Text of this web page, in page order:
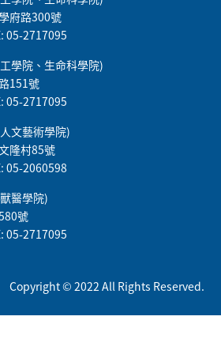
府路300號
05-2717095
學院、生命科學院)
151號
05-2717095
文藝術學院)
隆村85號
05-2060598
醫學院)
號
05-2717095
© 2022 All Rights Reserved.